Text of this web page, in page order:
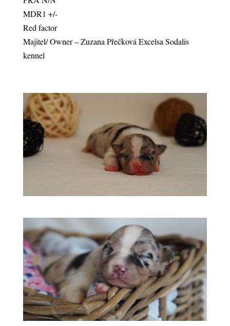
MDR1 +/-
Red factor
Majitel/ Owner – Zuzana Přečková Excelsa Sodalis
kennel